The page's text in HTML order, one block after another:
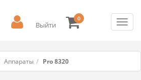
Выйти
0
Аппараты Pro 8320